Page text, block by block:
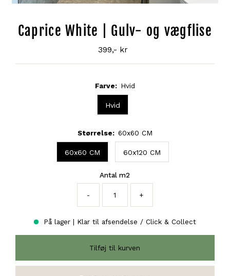
Caprice White | Gulv- og vægflise
Normal
399,- kr
Farve: Hvid
Hvid
Størrelse: 60x60 CM
60x60 CM 60x120 CM
Antal m2
- +
På lager | Klar til afsendelse / Click & Collect